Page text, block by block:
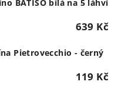
BATÍSO bílá na 5 láhví
639 Kč
Pietrovecchio - černý
119 Kč